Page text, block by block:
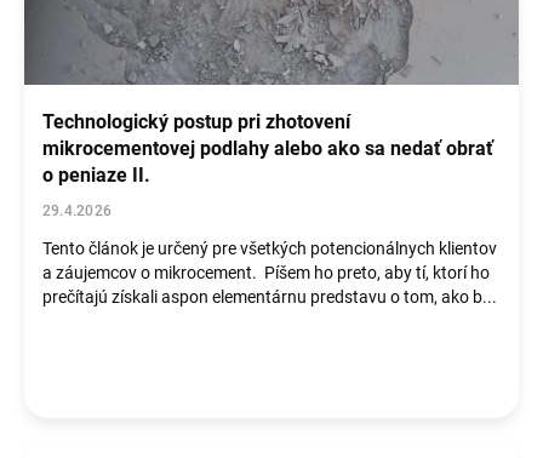
Technologický postup pri zhotovení
mikrocementovej podlahy alebo ako sa nedať obrať
o peniaze II.
29.4.2026
Tento článok je určený pre všetkých potencionálnych klientov
a záujemcov o mikrocement. Píšem ho preto, aby tí, ktorí ho
prečítajú získali aspon elementárnu predstavu o tom, ako b...